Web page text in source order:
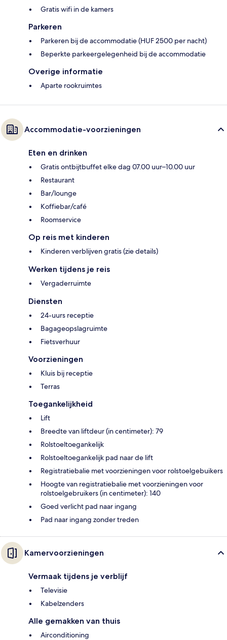
Gratis wifi in de kamers
Parkeren
Parkeren bij de accommodatie (HUF 2500 per nacht)
Beperkte parkeergelegenheid bij de accommodatie
Overige informatie
Aparte rookruimtes
Accommodatie-voorzieningen
Eten en drinken
Gratis ontbijtbuffet elke dag 07.00 uur–10.00 uur
Restaurant
Bar/lounge
Koffiebar/café
Roomservice
Op reis met kinderen
Kinderen verblijven gratis (zie details)
Werken tijdens je reis
Vergaderruimte
Diensten
24-uurs receptie
Bagageopslagruimte
Fietsverhuur
Voorzieningen
Kluis bij receptie
Terras
Toegankelijkheid
Lift
Breedte van liftdeur (in centimeter): 79
Rolstoeltoegankelijk
Rolstoeltoegankelijk pad naar de lift
Registratiebalie met voorzieningen voor rolstoelgebuikers
Hoogte van registratiebalie met voorzieningen voor
rolstoelgebruikers (in centimeter): 140
Goed verlicht pad naar ingang
Pad naar ingang zonder treden
Kamervoorzieningen
Vermaak tijdens je verblijf
Televisie
Kabelzenders
Alle gemakken van thuis
Airconditioning